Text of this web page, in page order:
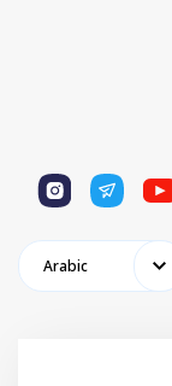
1
1
Arabic